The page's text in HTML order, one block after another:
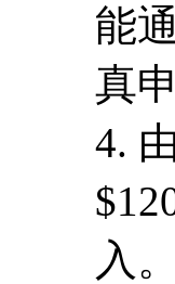
能
真
4.
入。